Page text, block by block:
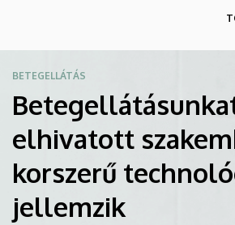
Egyetem téren felállított
Központban.
BETEGELLÁTÁS
elhivatott
korszerű
jellemzik